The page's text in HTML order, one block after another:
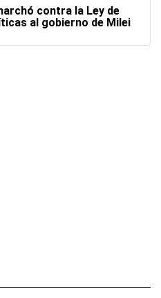
contra la Ley de
al gobierno de Milei